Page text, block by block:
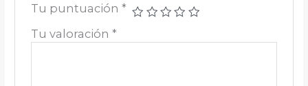
Tu puntuación *
Tu valoración *